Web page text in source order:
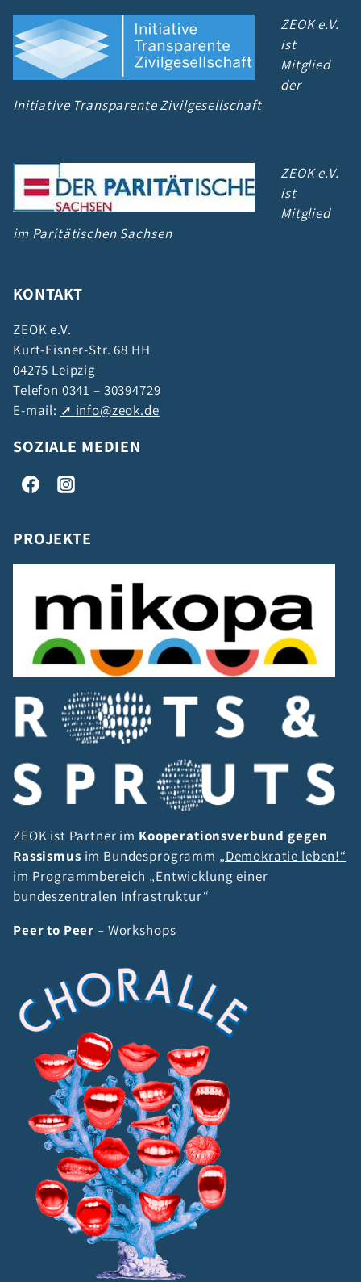
ZEOK e.V.
ist
Mitglied
der
Initiative Transparente Zivilgesellschaft
ZEOK e.V.
ist
Mitglied
im Paritätischen Sachsen
KONTAKT
ZEOK e.V.
Kurt-Eisner-Str. 68 HH
04275 Leipzig
Telefon 0341 – 30394729
E-mail:
info@zeok.de
SOZIALE MEDIEN
PROJEKTE
ZEOK ist Partner im Kooperationsverbund gegen
Rassismus im Bundesprogramm „Demokratie leben!“
im Programmbereich „Entwicklung einer
bundeszentralen Infrastruktur“
Peer to Peer – Workshops